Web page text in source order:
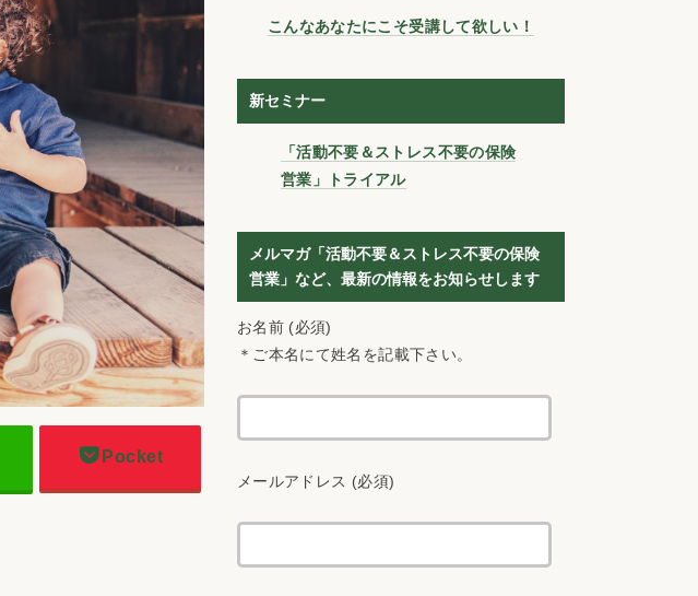
Pocket
こんなあなたにこそ受講して欲しい！
新セミナー
「活動不要＆ストレス不要の保険
営業」トライアル
メルマガ「活動不要＆ストレス不要の保険
営業」など、最新の情報をお知らせします
お名前 (必須)
＊ご本名にて姓名を記載下さい。
メールアドレス (必須)